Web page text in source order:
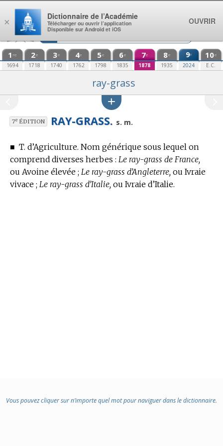
Aller au contenu
1 re
1694
2e
1718
3e
1740
4e
1762
5e
1798
6e
1835
7e
1878
8e
1935
9e
2024
10e
E.C.
ray-grass
7eÉDITION RAY-GRASS. s. m.
■ T. d’Agriculture. Nom générique sous lequel on
comprend diverses herbes : Le ray-grass de France,
ou Avoine élevée ; Le ray-grass d’Angleterre, ou Ivraie
vivace ; Le ray-grass d’Italie, ou Ivraie d’Italie.
Vous pouvez cliquer sur n’importe quel mot pour naviguer dans le dictionnaire.
×
Dictionnaire de l’Académie
Télécharger ou ouvrir l’application
Disponible sur Android et iOS
OUVRIR